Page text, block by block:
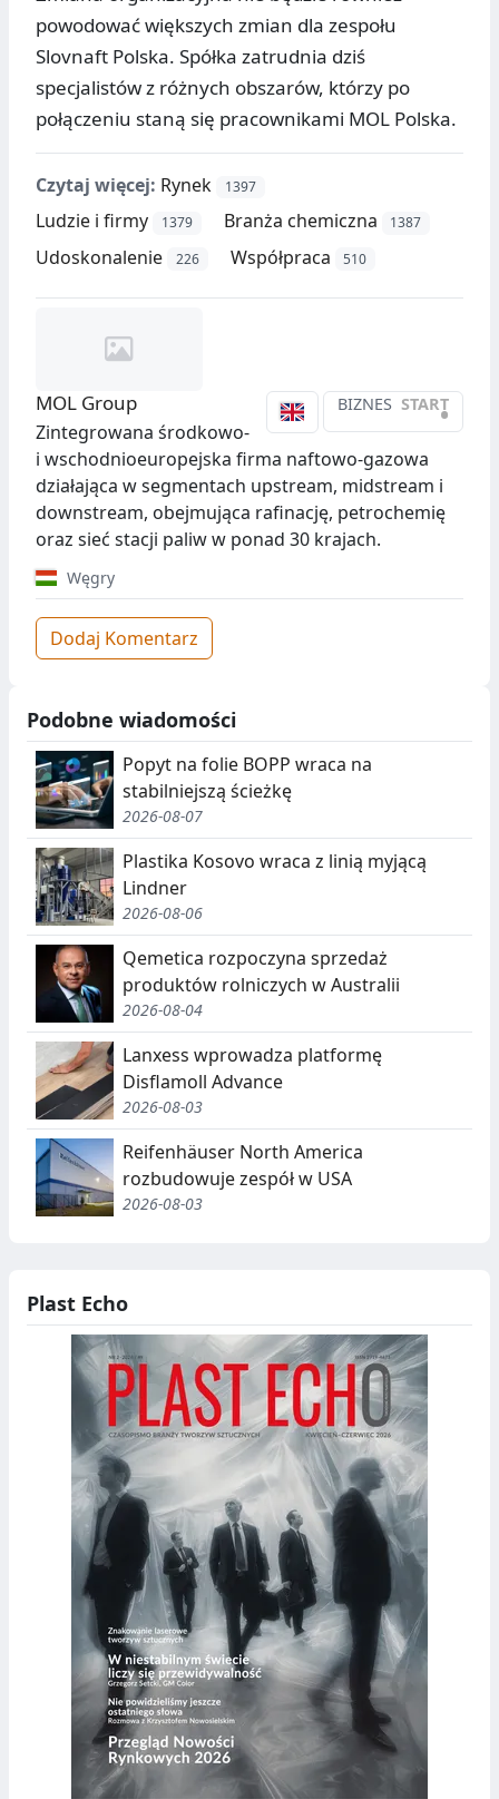
powodować większych zmian dla zespołu
Slovnaft Polska. Spółka zatrudnia dziś
specjalistów z różnych obszarów, którzy po
połączeniu staną się pracownikami MOL Polska.
Czytaj więcej: Rynek 1397
Ludzie i firmy 1379 Branża chemiczna 1387
Udoskonalenie 226 Współpraca 510
BIZNES START
•
MOL Group
Zintegrowana środkowo-
i wschodnioeuropejska firma naftowo-gazowa
działająca w segmentach upstream, midstream i
downstream, obejmująca rafinację, petrochemię
oraz sieć stacji paliw w ponad 30 krajach.
Węgry
Dodaj Komentarz
Podobne wiadomości
Popyt na folie BOPP wraca na
stabilniejszą ścieżkę
2026-08-07
Plastika Kosovo wraca z linią myjącą
Lindner
2026-08-06
Qemetica rozpoczyna sprzedaż
produktów rolniczych w Australii
2026-08-04
Lanxess wprowadza platformę
Disflamoll Advance
2026-08-03
Reifenhäuser North America
rozbudowuje zespół w USA
2026-08-03
Plast Echo